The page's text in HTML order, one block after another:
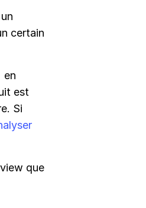
certain
en
est
Si
que